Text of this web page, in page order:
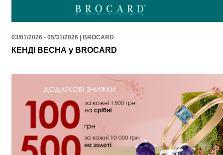
03/01/2026 - 05/31/2026 | BROCARD
КЕНДІ ВЕСНА у BROCARD